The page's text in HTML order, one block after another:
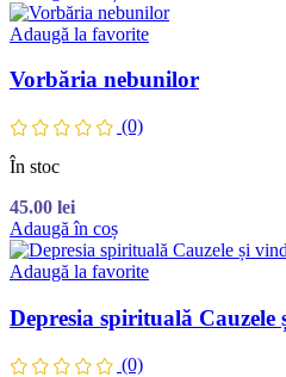
Adaugă la favorite
Vorbăria nebunilor
(0)
În stoc
45.00 lei
Adaugă în coș
Adaugă la favorite
Depresia spirituală Cauzele
(0)